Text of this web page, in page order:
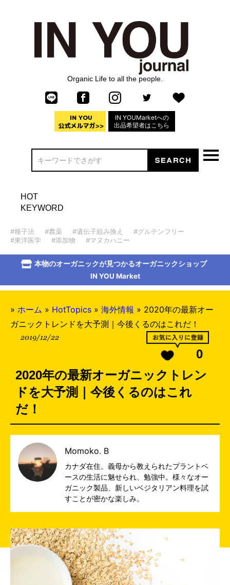
Organic Life to all the people.
IN YOUMarketへの
出品希望者はこちら
HOT
KEYWORD
#種子法 #農薬 #遺伝子組み換え
#グルテンフリー
#東洋医学
#添加物 #マヌカハニー
本物のオーガニックが見つかるオーガニックショップ
IN YOU Market
» ホーム » HotTopics » 海外情報 » 2020年の最新オー
ガニックトレンドを大予測｜今後くるのはこれだ！
2019/12/22
0
2020年の最新オーガニックトレン
ドを大予測｜今後くるのはこれ
だ！
Momoko. B
カナダ在住。義母から教えられたプラントベ
ースの生活に魅せられ、勉強中。様々なオー
ガニック製品、新しいベジタリアン料理を試
すことが密かな楽しみ。